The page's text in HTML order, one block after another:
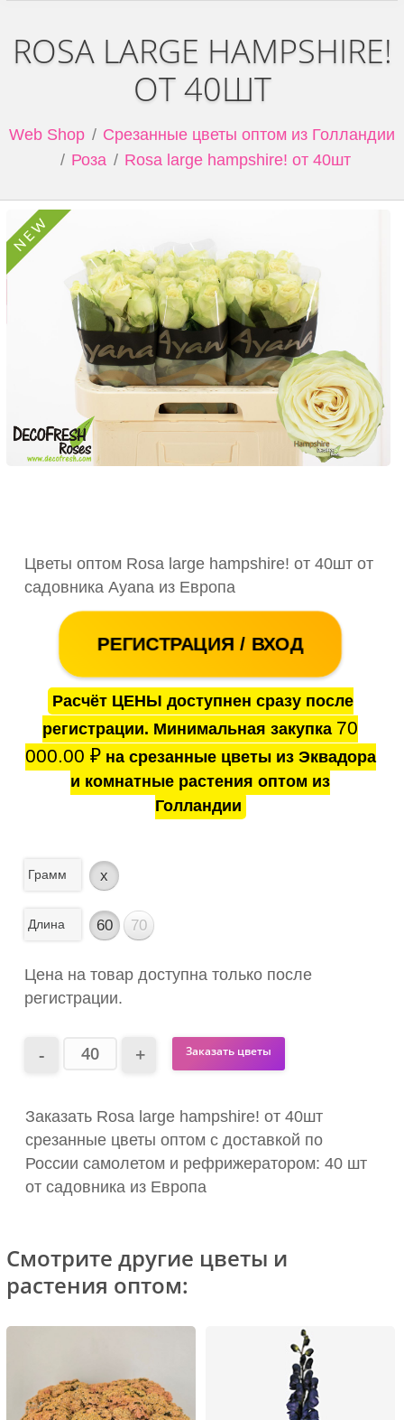
ROSA LARGE HAMPSHIRE!
ОТ 40ШТ
Web Shop
Срезанные цветы оптом из Голландии
Роза
Rosa large hampshire! от 40шт
Цветы оптом Rosa large hampshire! от 40шт от
садовника Ayana из Европа
РЕГИСТРАЦИЯ / ВХОД
Расчёт ЦЕНЫ доступнен сразу после
регистрации. Минимальная закупка 70
000.00 ₽на срезанные цветы из Эквадора
и комнатные растения оптом из
Голландии
Грамм x
Длина 60 70
Цена на товар доступна только после
регистрации.
Заказать цветы
Заказать Rosa large hampshire! от 40шт
срезанные цветы оптом с доставкой по
России самолетом и рефрижератором: 40 шт
от садовника из Европа
Смотрите другие цветы и
растения оптом: